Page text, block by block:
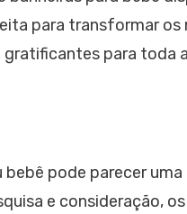
para transformar os
gratificantes para toda
bebê pode parecer
e consideração,